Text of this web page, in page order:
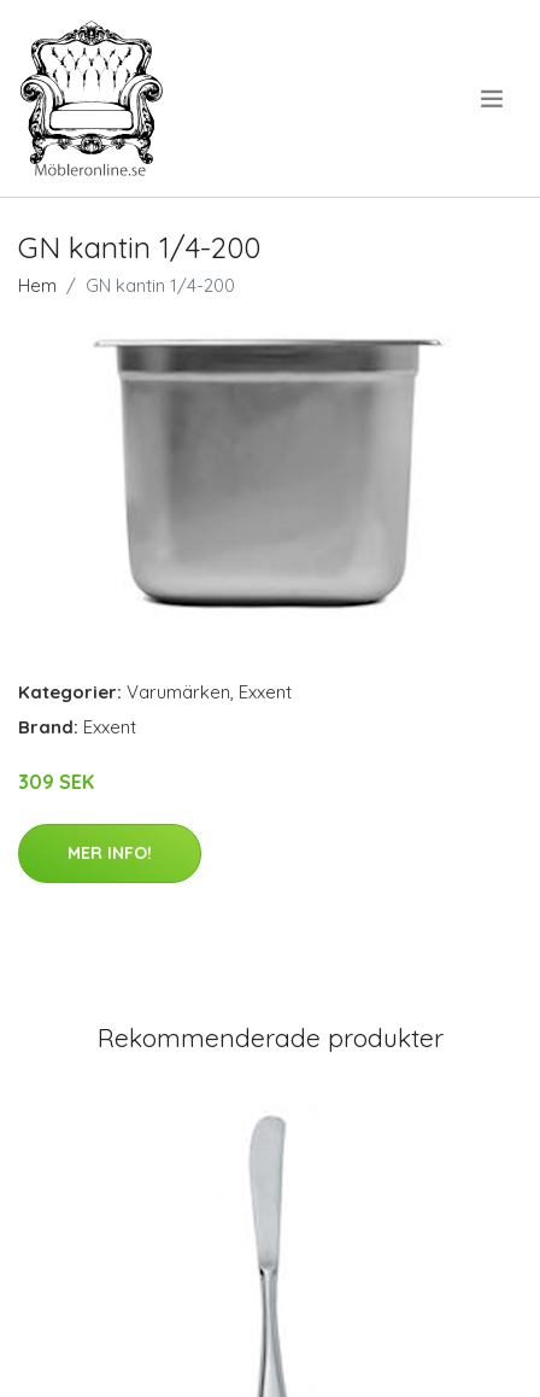
GN kantin 1/4-200
Hem GN kantin 1/4-200
Kategorier: Varumärken Exxent
Brand: Exxent
309 SEK
MER INFO!
Rekommenderade produkter